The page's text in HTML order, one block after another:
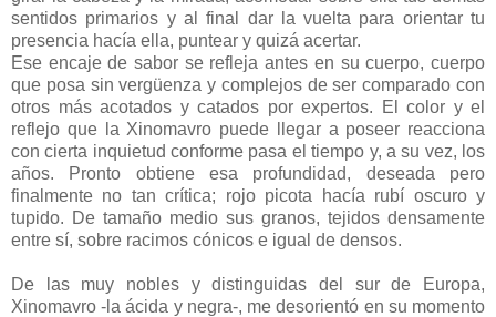
sentidos primarios y al final dar la vuelta para orientar tu
presencia hacía ella, puntear y quizá acertar.
Ese encaje de sabor se refleja antes en su cuerpo, cuerpo
que posa sin vergüenza y complejos de ser comparado con
otros más acotados y catados por expertos. El color y el
reflejo que la Xinomavro puede llegar a poseer reacciona
con cierta inquietud conforme pasa el tiempo y, a su vez, los
años. Pronto obtiene esa profundidad, deseada pero
finalmente no tan crítica; rojo picota hacía rubí oscuro y
tupido. De tamaño medio sus granos, tejidos densamente
entre sí, sobre racimos cónicos e igual de densos.
De las muy nobles y distinguidas del sur de Europa,
Xinomavro -la ácida y negra-, me desorientó en su momento